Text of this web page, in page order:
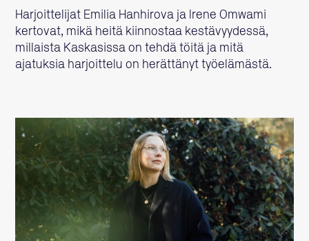
Harjoittelijat Emilia Hanhirova ja Irene Omwami
kertovat, mikä heitä kiinnostaa kestävyydessä,
millaista Kaskasissa on tehdä töitä ja mitä
ajatuksia harjoittelu on herättänyt työelämästä.
LUE LISÄÄ